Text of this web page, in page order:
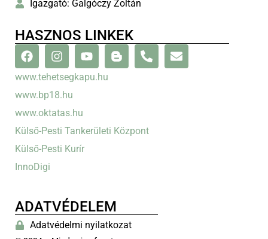
Igazgató: Galgóczy Zoltán
HASZNOS LINKEK
www.tehetsegkapu.hu
www.bp18.hu
www.oktatas.hu
Külső-Pesti Tankerületi Központ
Külső-Pesti Kurír
InnoDigi
ADATVÉDELEM
Adatvédelmi nyilatkozat